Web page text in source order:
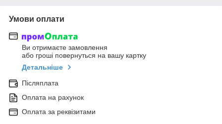
Умови оплати
Ви отримаєте замовлення
або гроші повернуться на вашу картку
Детальніше
Післяплата
Оплата на рахунок
Оплата за реквізитами